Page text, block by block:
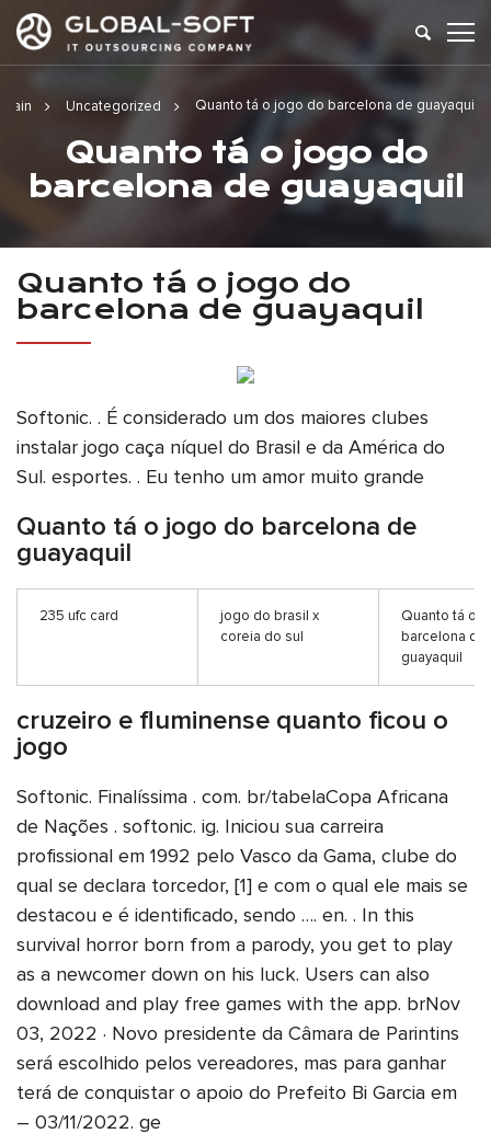
Main Uncategorized Quanto tá o jogo do barcelona de guayaquil
Quanto tá o jogo do
barcelona de guayaquil
Quanto tá o jogo do
barcelona de guayaquil
Softonic. . É considerado um dos maiores clubes
instalar jogo caça níquel do Brasil e da América do
Sul. esportes. . Eu tenho um amor muito grande
Quanto tá o jogo do barcelona de
guayaquil
235 ufc card
jogo do brasil x
coreia do sul
Quanto tá o
barcelona de
guayaquil
cruzeiro e fluminense quanto ficou o
jogo
Softonic. Finalíssima . com. br/tabelaCopa Africana
de Nações . softonic. ig. Iniciou sua carreira
profissional em 1992 pelo Vasco da Gama, clube do
qual se declara torcedor, [1] e com o qual ele mais se
destacou e é identificado, sendo …. en. . In this
survival horror born from a parody, you get to play
as a newcomer down on his luck. Users can also
download and play free games with the app. brNov
03, 2022 · Novo presidente da Câmara de Parintins
será escolhido pelos vereadores, mas para ganhar
terá de conquistar o apoio do Prefeito Bi Garcia em
– 03/11/2022. ge